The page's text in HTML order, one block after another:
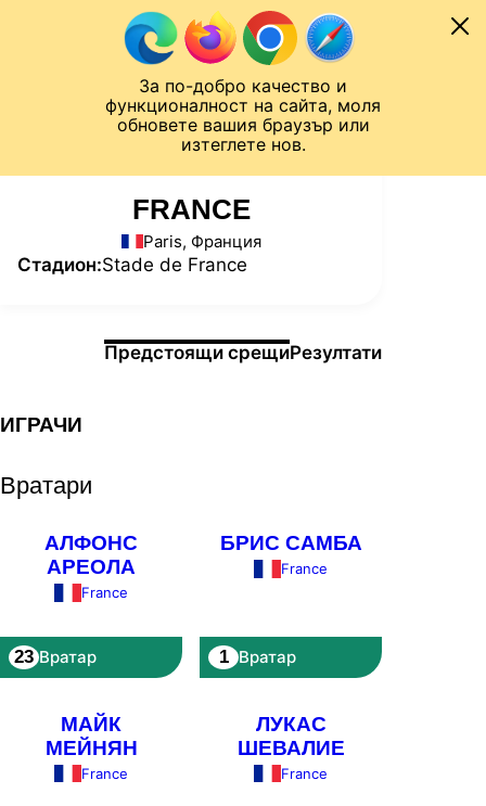
За по-добро качество и
функционалност на сайта, моля
обновете вашия браузър или
изтеглете нов.
Към съдържанието
Лига на Конференциите
СТАТИСТИКИ
FRANCE
Paris, Франция
Стадион:Stade de France
Информация за мачаПредстоящи срещиРезултати
ИГРАЧИ
Вратари
АЛФОНС
АРЕОЛА
France
23 Вратар
БРИС САМБА
France
1 Вратар
МАЙК
МЕЙНЯН
France
ЛУКАС
ШЕВАЛИЕ
France